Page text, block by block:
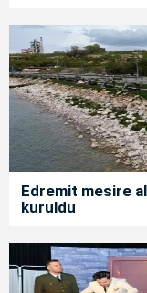
Edremit mesire
kuruldu